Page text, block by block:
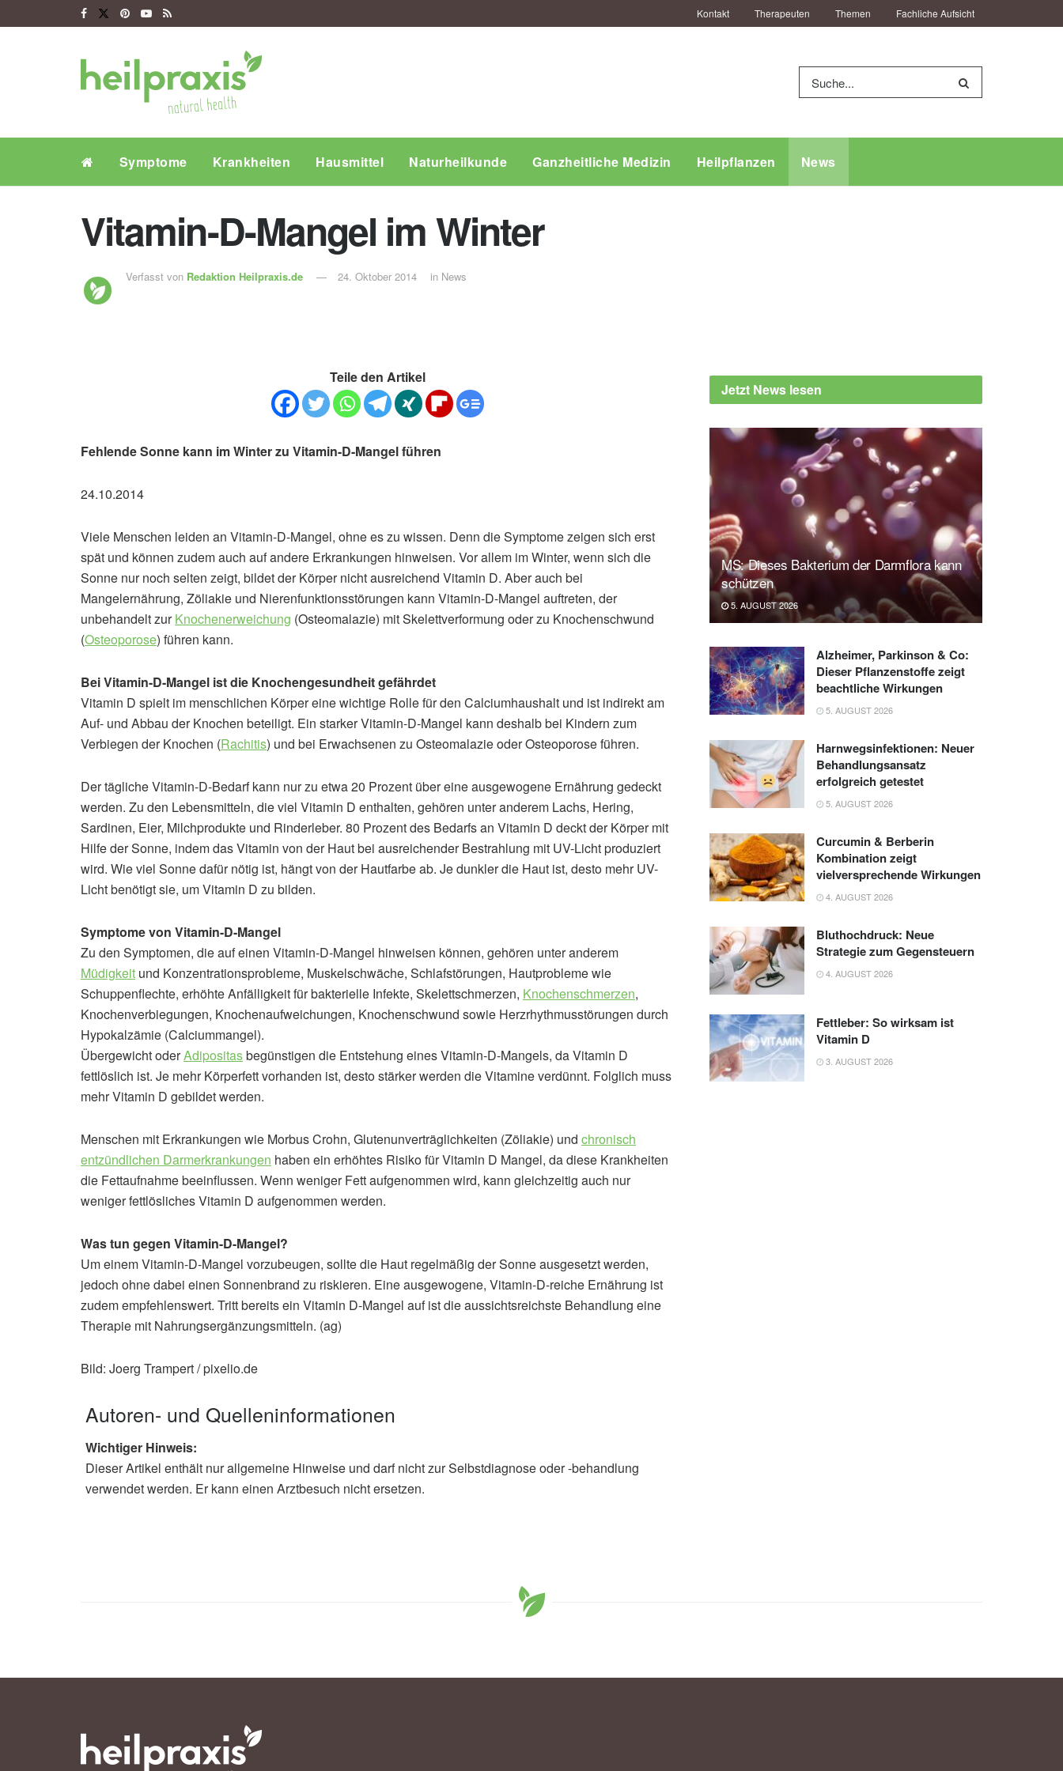
Kontakt Therapeuten Themen Fachliche Aufsicht
Symptome Krankheiten Hausmittel Naturheilkunde Ganzheitliche Medizin Heilpflanzen News
Vitamin-D-Mangel im Winter
Verfasst von Redaktion Heilpraxis.de 24. Oktober 2014 in News
Teile den Artikel
Fehlende Sonne kann im Winter zu Vitamin-D-Mangel führen
24.10.2014
Viele Menschen leiden an Vitamin-D-Mangel, ohne es zu wissen. Denn die Symptome zeigen sich erst
spät und können zudem auch auf andere Erkrankungen hinweisen. Vor allem im Winter, wenn sich die
Sonne nur noch selten zeigt, bildet der Körper nicht ausreichend Vitamin D. Aber auch bei
Mangelernährung, Zöliakie und Nierenfunktionsstörungen kann Vitamin-D-Mangel auftreten, der
unbehandelt zurKnochenerweichung (Osteomalazie) mit Skelettverformung oder zu Knochenschwund
(Osteoporose) führen kann.
Bei Vitamin-D-Mangel ist die Knochengesundheit gefährdet
Vitamin D spielt im menschlichen Körper eine wichtige Rolle für den Calciumhaushalt und ist indirekt am
Auf- und Abbau der Knochen beteiligt. Ein starker Vitamin-D-Mangel kann deshalb bei Kindern zum
Verbiegen der Knochen (Rachitis) und bei Erwachsenen zu Osteomalazie oder Osteoporose führen.
Der tägliche Vitamin-D-Bedarf kann nur zu etwa 20 Prozent über eine ausgewogene Ernährung gedeckt
werden. Zu den Lebensmitteln, die viel Vitamin D enthalten, gehören unter anderem Lachs, Hering,
Sardinen, Eier, Milchprodukte und Rinderleber. 80 Prozent des Bedarfs an Vitamin D deckt der Körper mit
Hilfe der Sonne, indem das Vitamin von der Haut bei ausreichender Bestrahlung mit UV-Licht produziert
wird. Wie viel Sonne dafür nötig ist, hängt von der Hautfarbe ab. Je dunkler die Haut ist, desto mehr UV-
Licht benötigt sie, um Vitamin D zu bilden.
Symptome von Vitamin-D-Mangel
Zu den Symptomen, die auf einen Vitamin-D-Mangel hinweisen können, gehören unter anderem
Müdigkeit und Konzentrationsprobleme, Muskelschwäche, Schlafstörungen, Hautprobleme wie
Schuppenflechte, erhöhte Anfälligkeit für bakterielle Infekte, Skelettschmerzen, Knochenschmerzen,
Knochenverbiegungen, Knochenaufweichungen, Knochenschwund sowie Herzrhythmusstörungen durch
Hypokalzämie (Calciummangel).
Übergewicht oderAdipositasbegünstigen die Entstehung eines Vitamin-D-Mangels, da Vitamin D
fettlöslich ist. Je mehr Körperfett vorhanden ist, desto stärker werden die Vitamine verdünnt. Folglich muss
mehr Vitamin D gebildet werden.
Menschen mit Erkrankungen wie Morbus Crohn, Glutenunverträglichkeiten (Zöliakie) und chronisch
entzündlichen Darmerkrankungen haben ein erhöhtes Risiko für Vitamin D Mangel, da diese Krankheiten
die Fettaufnahme beeinflussen. Wenn weniger Fett aufgenommen wird, kann gleichzeitig auch nur
weniger fettlösliches Vitamin D aufgenommen werden.
Was tun gegen Vitamin-D-Mangel?
Um einem Vitamin-D-Mangel vorzubeugen, sollte die Haut regelmäßig der Sonne ausgesetzt werden,
jedoch ohne dabei einen Sonnenbrand zu riskieren. Eine ausgewogene, Vitamin-D-reiche Ernährung ist
zudem empfehlenswert. Tritt bereits ein Vitamin D-Mangel auf ist die aussichtsreichste Behandlung eine
Therapie mit Nahrungsergänzungsmitteln. (ag)
Bild: Joerg Trampert / pixelio.de
Autoren- und Quelleninformationen
Wichtiger Hinweis:
Dieser Artikel enthält nur allgemeine Hinweise und darf nicht zur Selbstdiagnose oder -behandlung
verwendet werden. Er kann einen Arztbesuch nicht ersetzen.
Jetzt News lesen
MS: Dieses Bakterium der Darmflora kann
schützen
5. AUGUST 2026
Alzheimer, Parkinson & Co:
Dieser Pflanzenstoffe zeigt
beachtliche Wirkungen
5. AUGUST 2026
Harnwegsinfektionen: Neuer
Behandlungsansatz
erfolgreich getestet
5. AUGUST 2026
Curcumin & Berberin
Kombination zeigt
vielversprechende Wirkungen
4. AUGUST 2026
Bluthochdruck: Neue
Strategie zum Gegensteuern
4. AUGUST 2026
Fettleber: So wirksam ist
Vitamin D
3. AUGUST 2026